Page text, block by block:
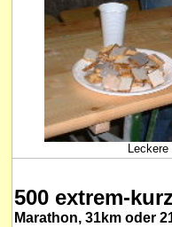
500 extrem-
Marathon, 31km oder